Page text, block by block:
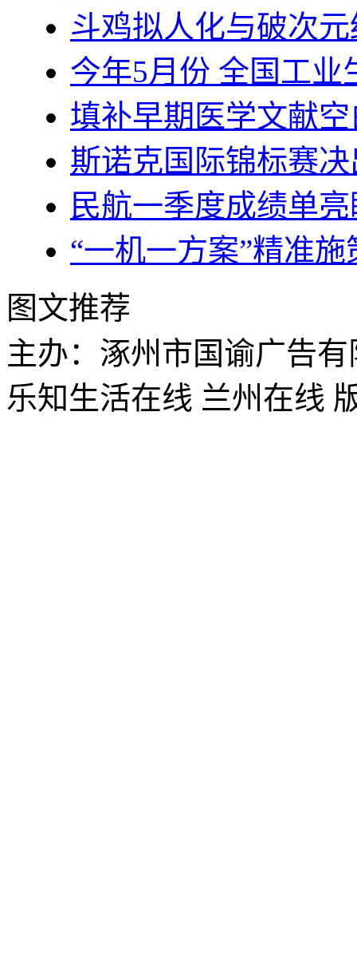
斗鸡拟人化与破次
今年5月份 全国工业
填补早期医学文献
斯诺克国际锦标赛
民航一季度成绩单
“一机一方案”精准
图文推荐
主办：涿州市国谕广告
乐知生活在线 兰州在线